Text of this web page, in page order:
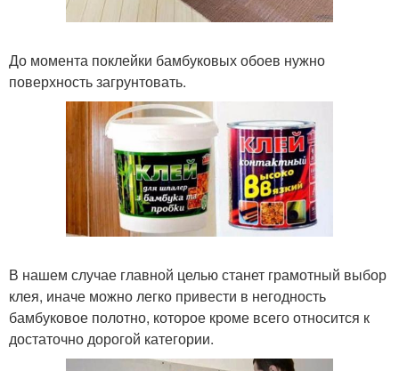
До момента поклейки бамбуковых обоев нужно
поверхность загрунтовать.
В нашем случае главной целью станет грамотный выбор
клея, иначе можно легко привести в негодность
бамбуковое полотно, которое кроме всего относится к
достаточно дорогой категории.